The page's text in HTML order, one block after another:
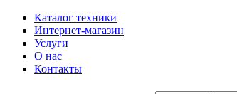
Каталог техники
Интернет-магазин
Услуги
О нас
Контакты